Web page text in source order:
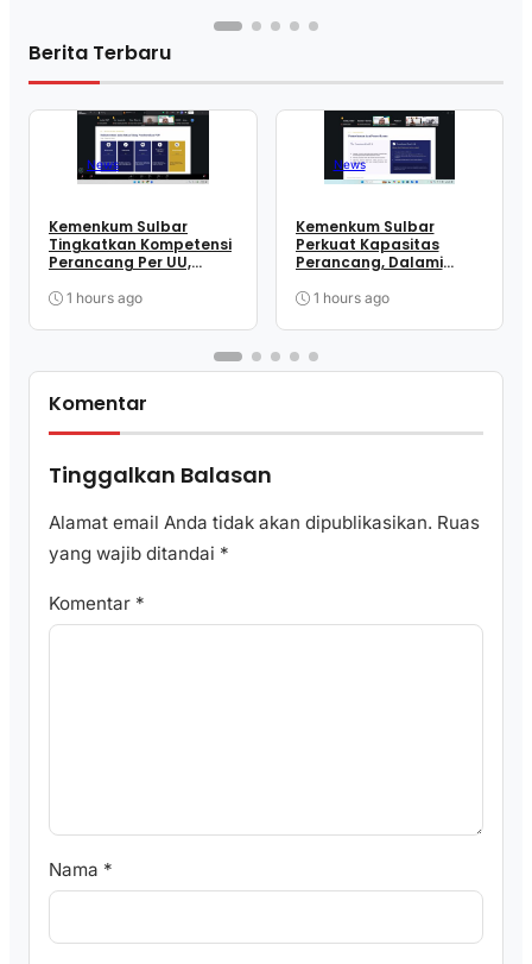
Berita Terbaru
News
Kemenkum Sulbar
Tingkatkan Kompetensi
Perancang Per UU,
Berkualitas
1 hours ago
News
Kemenkum Sulbar
Perkuat Kapasitas
Perancang, Dalami
Pengundangan
1 hours ago
Komentar
Tinggalkan Balasan
Alamat email Anda tidak akan dipublikasikan. Ruas
yang wajib ditandai *
Komentar *
Nama *